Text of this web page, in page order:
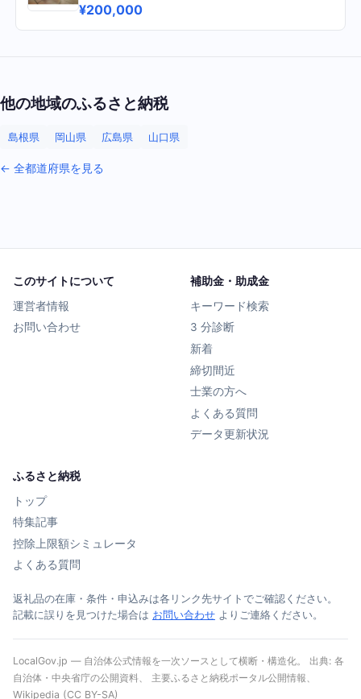
¥200,000
他の地域のふるさと納税
島根県 岡山県 広島県 山口県
← 全都道府県を見る
このサイトについて
運営者情報
お問い合わせ
補助金・助成金
キーワード検索
3 分診断
新着
締切間近
士業の方へ
よくある質問
データ更新状況
ふるさと納税
トップ
特集記事
控除上限額シミュレータ
よくある質問
返礼品の在庫・条件・申込みは各リンク先サイトでご確認ください。
記載に誤りを見つけた場合は お問い合わせ よりご連絡ください。
LocalGov.jp — 自治体公式情報を一次ソースとして横断・構造化。 出典: 各
自治体・中央省庁の公開資料、 主要ふるさと納税ポータル公開情報、
Wikipedia (CC BY-SA)